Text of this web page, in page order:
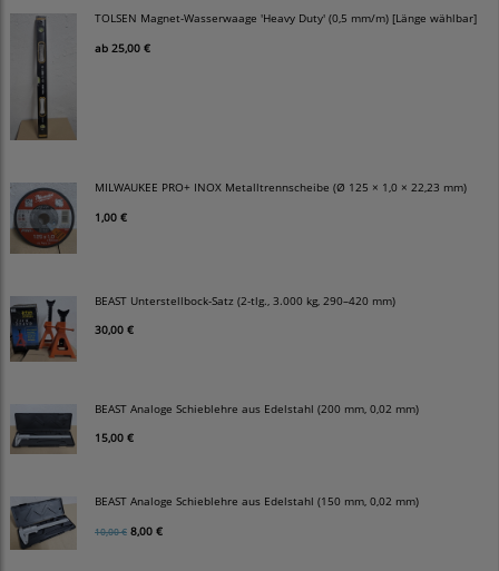
TOLSEN Magnet-Wasserwaage 'Heavy Duty' (0,5 mm/m) [Länge wählbar]
ab 25,00 €
MILWAUKEE PRO+ INOX Metalltrennscheibe (Ø 125 × 1,0 × 22,23 mm)
1,00 €
BEAST Unterstellbock-Satz (2-tlg., 3.000 kg, 290–420 mm)
30,00 €
BEAST Analoge Schieblehre aus Edelstahl (200 mm, 0,02 mm)
15,00 €
BEAST Analoge Schieblehre aus Edelstahl (150 mm, 0,02 mm)
10,00 € 8,00 €